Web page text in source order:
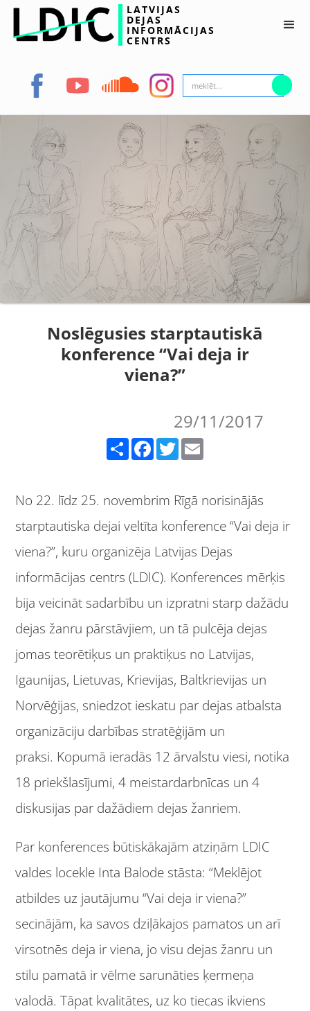
LATVIJAS
DEJAS
INFORMĀCIJAS
CENTRS
Noslēgusies starptautiskā
konference “Vai deja ir
viena?”
29/11/2017
Facebook Twitter
No 22. līdz 25. novembrim Rīgā norisinājās
starptautiska dejai veltīta konference “Vai deja ir
viena?”, kuru organizēja Latvijas Dejas
informācijas centrs (LDIC). Konferences mērķis
bija veicināt sadarbību un izpratni starp dažādu
dejas žanru pārstāvjiem, un tā pulcēja dejas
jomas teorētiķus un praktiķus no Latvijas,
Igaunijas, Lietuvas, Krievijas, Baltkrievijas un
Norvēģijas, sniedzot ieskatu par dejas atbalsta
organizāciju darbības stratēģijām un
praksi. Kopumā ieradās 12 ārvalstu viesi, notika
18 priekšlasījumi, 4 meistardarbnīcas un 4
diskusijas par dažādiem dejas žanriem.
Par konferences būtiskākajām atziņām LDIC
valdes locekle Inta Balode stāsta: “Meklējot
atbildes uz jautājumu “Vai deja ir viena?”
secinājām, ka savos dziļākajos pamatos un arī
virsotnēs deja ir viena, jo visu dejas žanru un
stilu pamatā ir vēlme sarunāties ķermeņa
valodā. Tāpat kvalitātes, uz ko tiecas ikviens